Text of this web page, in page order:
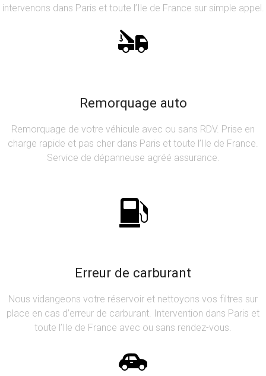
intervenons dans Paris et toute l’Ile de France sur simple appel.
Remorquage auto
Remorquage de votre véhicule avec ou sans RDV. Prise en
charge rapide et pas cher dans Paris et toute l’Ile de France.
Service de dépanneuse agréé assurance.
Erreur de carburant
Nous vidangeons votre réservoir et nettoyons vos filtres sur
place en cas d’erreur de carburant. Intervention dans Paris et
toute l’Ile de France avec ou sans rendez-vous.